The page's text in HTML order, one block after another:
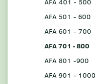
AFA 501 - 600
AFA 601 - 700
AFA 701 - 800
AFA 801 -900
AFA 901 - 1000